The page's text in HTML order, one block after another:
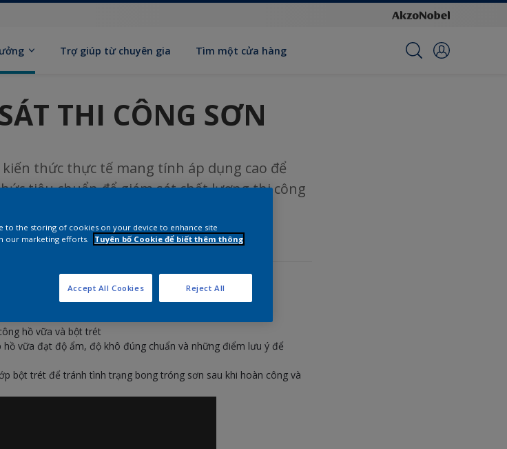
Trợ giúp từ chuyên gia Tìm một cửa hàng
THI CÔNG SƠN
thức thực tế mang tính áp dụng cao để
tiêu chuẩn để giám sát chất lượng thi công
hồ vữa và bột trét
vữa đạt độ ẩm, độ khô đúng chuẩn và những điểm lưu ý để
bột trét để tránh tình trạng bong tróng sơn sau khi hoàn công và
to the storing of cookies on your device to enhance site
our marketing efforts.
Tuyên bố Cookie để biết thêm thông
Reject All
Accept All Cookies